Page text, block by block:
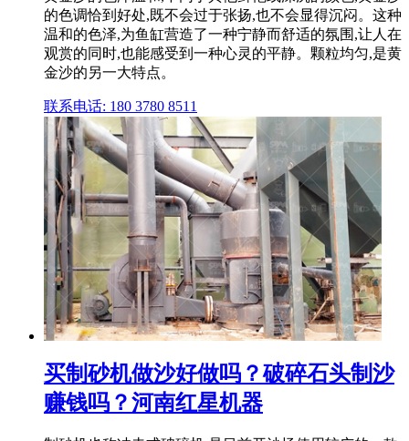
的色调恰到好处,既不会过于张扬,也不会显得沉闷。这种
温和的色泽,为鱼缸营造了一种宁静而舒适的氛围,让人在
观赏的同时,也能感受到一种心灵的平静。颗粒均匀,是黄
金沙的另一大特点。
联系电话: 180 3780 8511
买制砂机做沙好做吗？破碎石头制沙
赚钱吗？河南红星机器